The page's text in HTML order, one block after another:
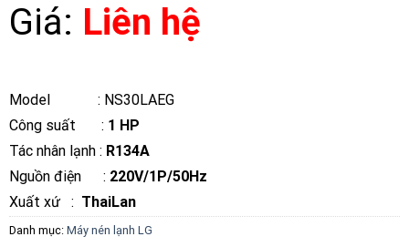
Giá: Liên hệ
Model : NS30LAEG
Công suất : 1 HP
Tác nhân lạnh : R134A
Nguồn điện : 220V/1P/50Hz
Xuất xứ : ThaiLan
Danh mục: Máy nén lạnh LG